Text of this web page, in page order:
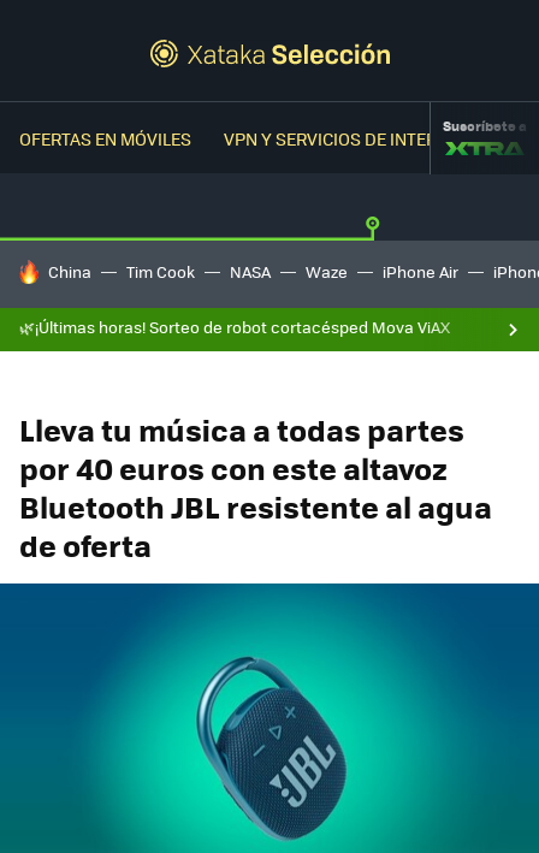
OFERTAS EN MÓVILES VPN Y SERVICIOS DE INTERNETSuscríbete a
HOY SE HABLA DE
China Tim Cook NASA Waze iPhone Air
🌿¡Últimas horas! Sorteo de robot cortacésped Mova ViAX
Lleva tu música a todas partes
por 40 euros con este altavoz
Bluetooth JBL resistente al agua
de oferta